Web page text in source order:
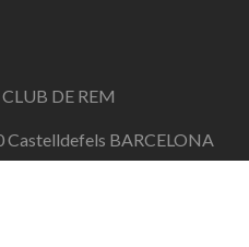
DE REM
Castelldefels BARCELONA